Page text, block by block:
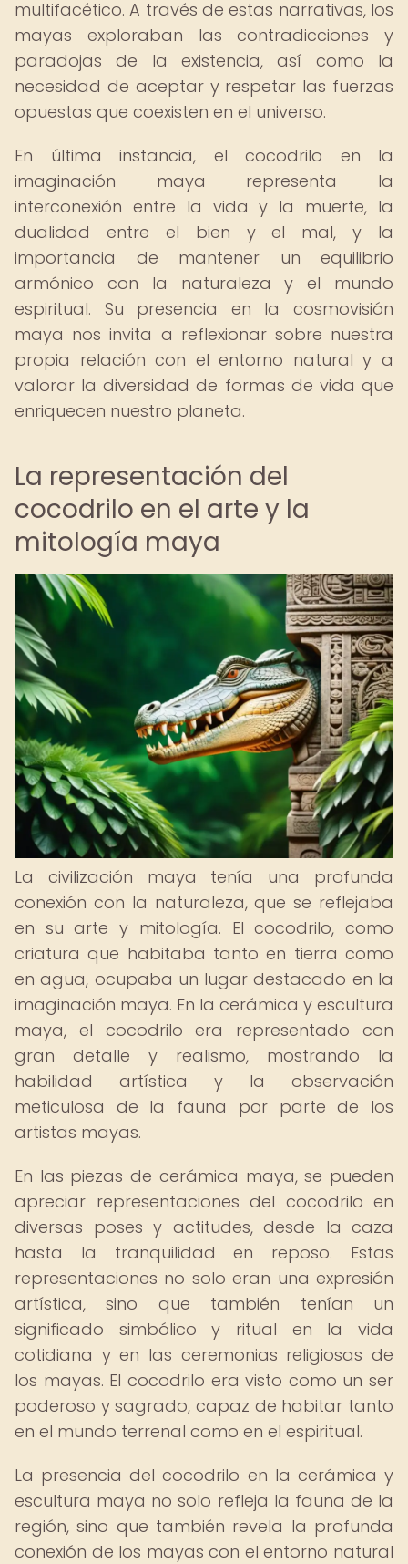
multifacético. A través de estas narrativas, los
mayas exploraban las contradicciones y
paradojas de la existencia, así como la
necesidad de aceptar y respetar las fuerzas
opuestas que coexisten en el universo.
En última instancia, el cocodrilo en la
imaginación maya representa la
interconexión entre la vida y la muerte, la
dualidad entre el bien y el mal, y la
importancia de mantener un equilibrio
armónico con la naturaleza y el mundo
espiritual. Su presencia en la cosmovisión
maya nos invita a reflexionar sobre nuestra
propia relación con el entorno natural y a
valorar la diversidad de formas de vida que
enriquecen nuestro planeta.
La representación del
cocodrilo en el arte y la
mitología maya
La civilización maya tenía una profunda
conexión con la naturaleza, que se reflejaba
en su arte y mitología. El cocodrilo, como
criatura que habitaba tanto en tierra como
en agua, ocupaba un lugar destacado en la
imaginación maya. En la cerámica y escultura
maya, el cocodrilo era representado con
gran detalle y realismo, mostrando la
habilidad artística y la observación
meticulosa de la fauna por parte de los
artistas mayas.
En las piezas de cerámica maya, se pueden
apreciar representaciones del cocodrilo en
diversas poses y actitudes, desde la caza
hasta la tranquilidad en reposo. Estas
representaciones no solo eran una expresión
artística, sino que también tenían un
significado simbólico y ritual en la vida
cotidiana y en las ceremonias religiosas de
los mayas. El cocodrilo era visto como un ser
poderoso y sagrado, capaz de habitar tanto
en el mundo terrenal como en el espiritual.
La presencia del cocodrilo en la cerámica y
escultura maya no solo refleja la fauna de la
región, sino que también revela la profunda
conexión de los mayas con el entorno natural